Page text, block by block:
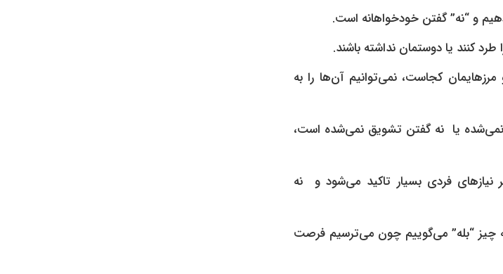
و “نه” گفتن خودخواهانه است.
طرد کنند یا دوستمان نداشته باشند.